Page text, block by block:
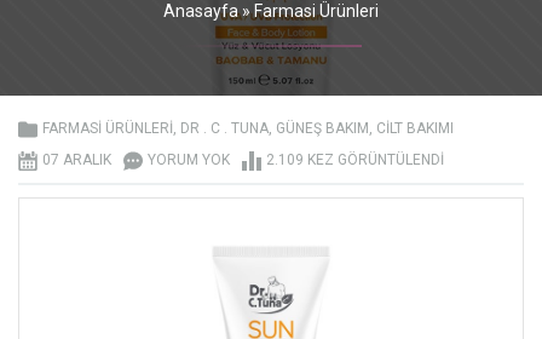
Anasayfa»Farmasi Ürünleri
FARMASI ÜRÜNLERI, DR . C . TUNA, GÜNEŞ BAKIM , CILT BAKIMI
07 ARALIK
YORUM YOK 2.109 KEZ GÖRÜNTÜLENDI